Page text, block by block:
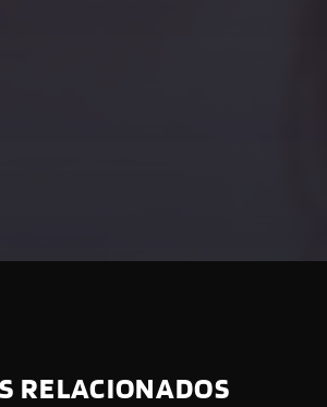
RELACIONADOS